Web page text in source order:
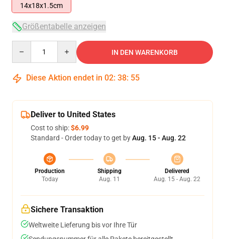
14x18x1.5cm
Größentabelle anzeigen
IN DEN WARENKORB
Diese Aktion endet in 02: 38: 55
Deliver to United States
Cost to ship:$6.99
Standard - Order today to get byAug. 15 - Aug. 22
Production
Today
Shipping
Aug. 11
Delivered
Aug. 15 - Aug. 22
Sichere Transaktion
Weltweite Lieferung bis vor Ihre Tür